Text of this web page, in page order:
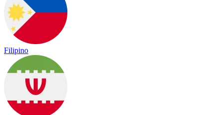
Filipino